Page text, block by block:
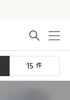

15 件